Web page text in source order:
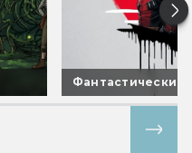
Фантастические